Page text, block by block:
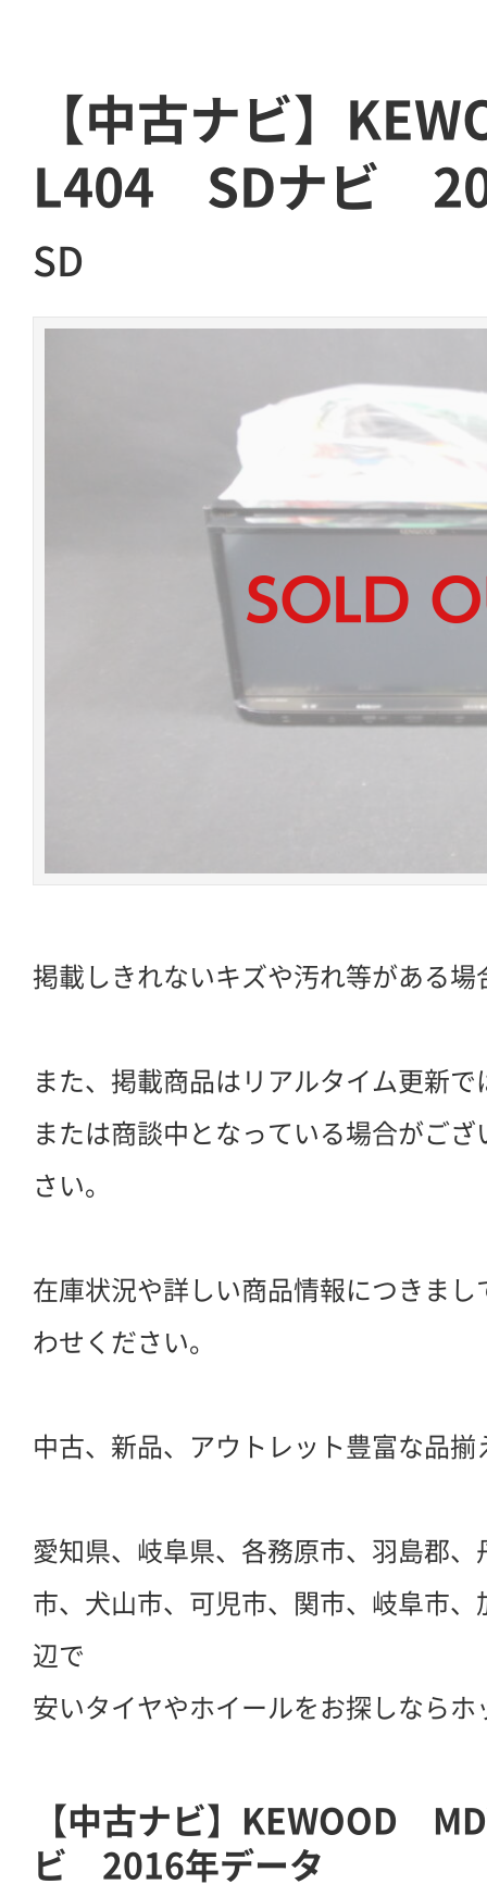
【中古ナビ】
L404 SDナビ
SD
掲載しきれないキズや汚れ等がある場
また、掲載商品はリアルタイム更新
または商談中となっている場合がご
さい。
在庫状況や詳しい商品情報につきま
わせください。
中古、新品、アウトレット豊富な品揃
愛知県、岐阜県、各務原市、羽島郡
市、犬山市、可児市、関市、岐阜市
辺で
安いタイヤやホイールをお探しなら
【中古ナビ】KEWOOD
ビ 2016年データ